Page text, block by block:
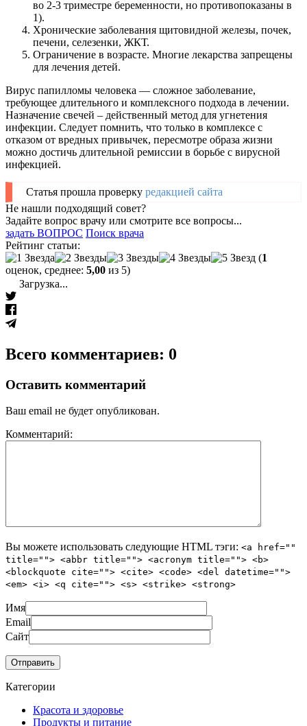
во 2-3 триместре беременности, но противопоказаны в
1).
Хронические заболевания щитовидной железы, почек,
печени, селезенки, ЖКТ.
Ограничение в возрасте. Многие лекарства запрещены
для лечения детей.
Вирус папилломы человека — сложное заболевание,
требующее длительного и комплексного подхода в лечении.
Назначение свечей – действенный метод для угнетения
инфекции. Следует помнить, что только в комплексе с
отказом от вредных привычек, пересмотре образа жизни
можно достичь длительной ремиссии в борьбе с вирусной
инфекцией.
Статья прошла проверку редакцией сайта
Не нашли подходящий совет?
Задайте вопрос врачу или смотрите все вопросы...
задать ВОПРОС Поиск врача
Рейтинг статьи:
(1
оценок, среднее: 5,00 из 5)
Загрузка...
Всего комментариев: 0
Оставить комментарий
Ваш email не будет опубликован.
Комментарий:
Вы можете использовать следующие HTML тэги: <a href=""
title=""> <abbr title=""> <acronym title=""> <b>
<blockquote cite=""> <cite> <code> <del datetime="">
<em> <i> <q cite=""> <s> <strike> <strong>
Имя
Email
Сайт
Категории
Красота и здоровье
Продукты и питание